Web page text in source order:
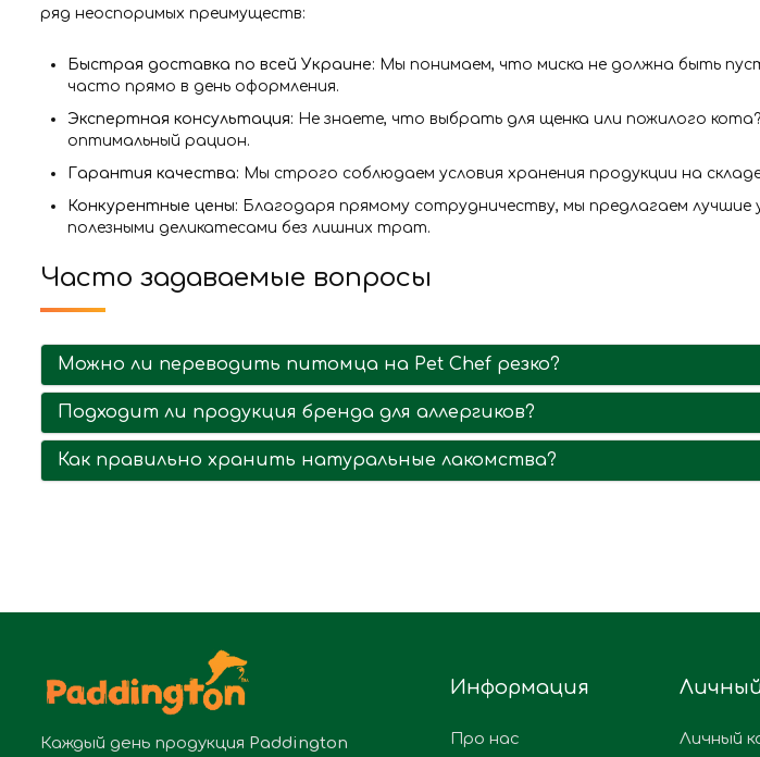
ряд неоспоримых преимуществ:
Быстрая доставка по всей Украине: Мы понимаем, что миска не должна быть
часто прямо в день оформления.
Экспертная консультация: Не знаете, что выбрать для щенка или пожилого
оптимальный рацион.
Гарантия качества: Мы строго соблюдаем условия хранения продукции на
Конкурентные цены: Благодаря прямому сотрудничеству, мы предлагаем
полезными деликатесами без лишних трат.
Часто задаваемые вопросы
Можно ли переводить питомца на Pet Chef резко?
Подходит ли продукция бренда для аллергиков?
Как правильно хранить натуральные лакомства?
Каждый день продукция Paddington
Информация
Про нас Личный